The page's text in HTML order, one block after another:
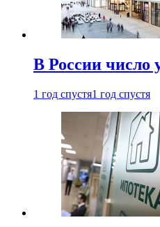
В России число
1 год спустя1 год спустя